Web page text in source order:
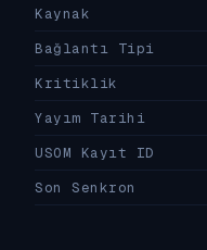
Kaynak
Bağlantı Tipi
Kritiklik
Yayım Tarihi
USOM Kayıt ID
Son Senkron